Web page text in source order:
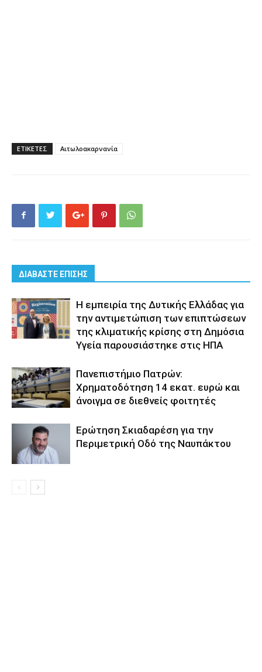
ΕΤΙΚΕΤΕΣ Αιτωλοακαρνανία
ΔΙΑΒΑΣΤΕ ΕΠΙΣΗΣ
Η εμπειρία της Δυτικής Ελλάδας για
την αντιμετώπιση των επιπτώσεων
της κλιματικής κρίσης στη Δημόσια
Υγεία παρουσιάστηκε στις ΗΠΑ
Πανεπιστήμιο Πατρών:
Χρηματοδότηση 14 εκατ. ευρώ και
άνοιγμα σε διεθνείς φοιτητές
Eρώτηση Σκιαδαρέση για την
Περιμετρική Οδό της Ναυπάκτου